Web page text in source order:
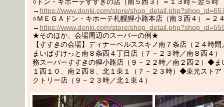
→ https://www.donki.com/store/
○ＭＥＧＡドン・キホーテ札幌狸小路本店（南３西４）＝２
→ https://www.donki.com/store/
★そのほか、会場周辺のスーパーの例★
【すすきの会場】ディナーベルススキノ南７条店（２４時
まいばすけっと南８条西４丁目店（７－２３時／南８西４
務スーパーすすきの狸小路店（９－２２時／南２西２）◆ま
１西１０、南２西８、北１東１（７－２３時）◆東光ストア
クトリー店（９－２３時／北１東４）